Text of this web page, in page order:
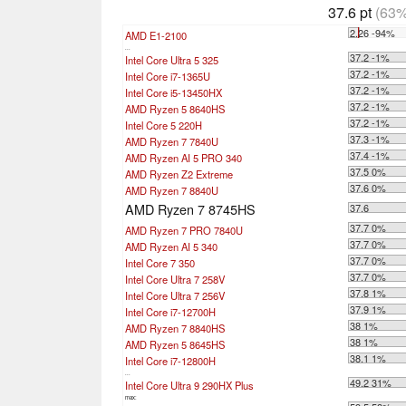
37.6 pt
AMD E1-2100 2.26 -94%
Intel Core Ultra 5 325
37.2 -1%
Intel Core i7-1365U
37.2 -1%
Intel Core i5-13450HX
37.2 -1%
AMD Ryzen 5 8640HS
37.2 -1%
Intel Core 5 220H
37.2 -1%
AMD Ryzen 7 7840U
37.3 -1%
AMD Ryzen AI 5 PRO 340
37.4 -1%
AMD Ryzen Z2 Extreme
37.5 0%
AMD Ryzen 7 8840U
37.6 0%
AMD Ryzen 7 8745HS
37.6
AMD Ryzen 7 PRO 7840U
37.7 0%
AMD Ryzen AI 5 340
37.7 0%
Intel Core 7 350
37.7 0%
Intel Core Ultra 7 258V
37.7 0%
Intel Core Ultra 7 256V
37.8 1%
Intel Core i7-12700H
37.9 1%
AMD Ryzen 7 8840HS
38 1%
AMD Ryzen 5 8645HS
38 1%
Intel Core i7-12800H
38.1 1%
Intel Core Ultra 9 290HX Plus 49.2 31%
max: